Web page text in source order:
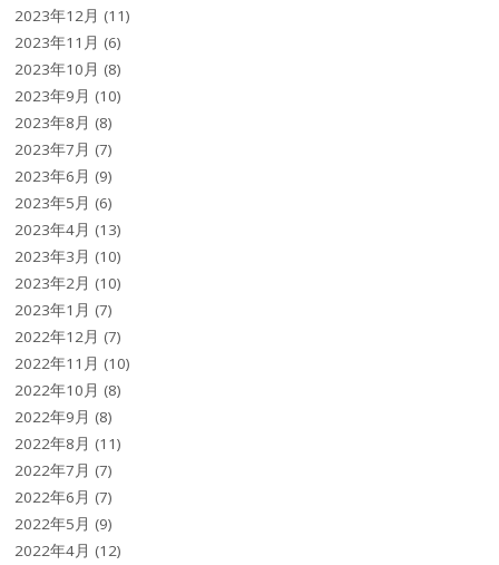
2023年12月 (11)
2023年11月 (6)
2023年10月 (8)
2023年9月 (10)
2023年8月 (8)
2023年7月 (7)
2023年6月 (9)
2023年5月 (6)
2023年4月 (13)
2023年3月 (10)
2023年2月 (10)
2023年1月 (7)
2022年12月 (7)
2022年11月 (10)
2022年10月 (8)
2022年9月 (8)
2022年8月 (11)
2022年7月 (7)
2022年6月 (7)
2022年5月 (9)
2022年4月 (12)